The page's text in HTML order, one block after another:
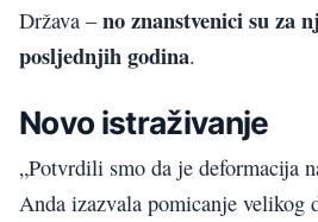
Država –no znanstvenici su za
posljednjih godina.
Novo istraživanje
„Potvrdili smo da je deformacija
Anda izazvala pomicanje velikog